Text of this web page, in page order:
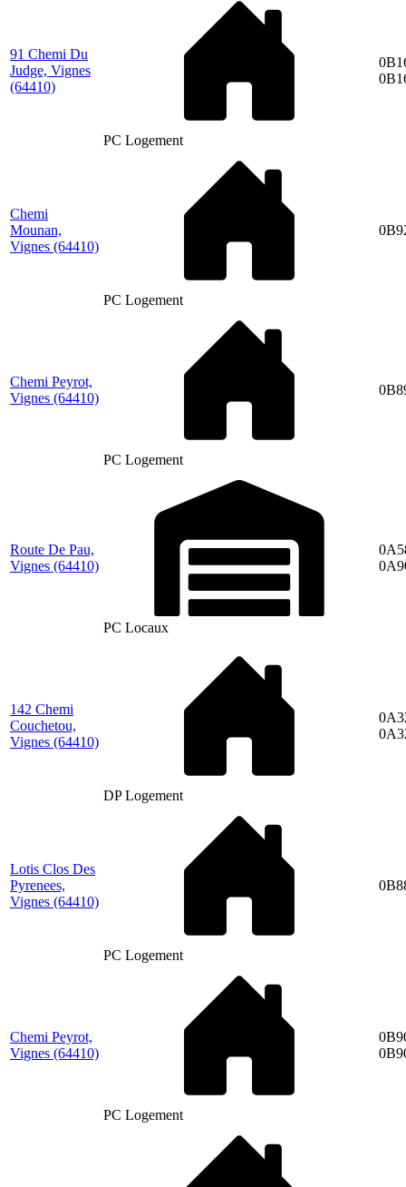
91 Chemi Du
Judge, Vignes
(64410)
PC Logement
Chemi
Mounan,
Vignes (64410)
PC Logement
Chemi Peyrot,
Vignes (64410)
PC Logement
Route De Pau,
Vignes (64410)
PC Locaux
142 Chemi
Couchetou,
Vignes (64410)
DP Logement
Lotis Clos Des
Pyrenees,
Vignes (64410)
PC Logement
Chemi Peyrot,
Vignes (64410)
PC Logement